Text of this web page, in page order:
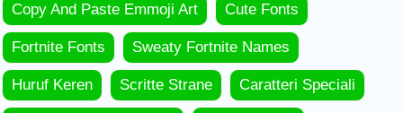
Copy And Paste Emmoji Art Cute Fonts
Fortnite Fonts Sweaty Fortnite Names
Huruf Keren Scritte Strane Caratteri Speciali